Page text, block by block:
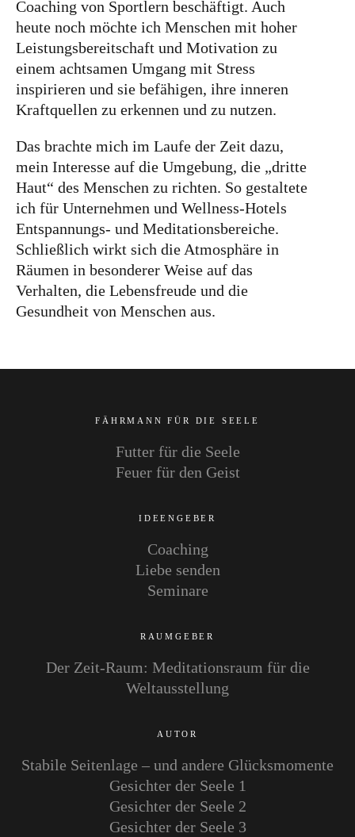
Coaching von Sportlern beschäftigt. Auch
heute noch möchte ich Menschen mit hoher
Leistungsbereitschaft und Motivation zu
einem achtsamen Umgang mit Stress
inspirieren und sie befähigen, ihre inneren
Kraftquellen zu erkennen und zu nutzen.
Das brachte mich im Laufe der Zeit dazu,
mein Interesse auf die Umgebung, die „dritte
Haut“ des Menschen zu richten. So gestaltete
ich für Unternehmen und Wellness-Hotels
Entspannungs- und Meditationsbereiche.
Schließlich wirkt sich die Atmosphäre in
Räumen in besonderer Weise auf das
Verhalten, die Lebensfreude und die
Gesundheit von Menschen aus.
FÄHRMANN FÜR DIE SEELE
Futter für die Seele
Feuer für den Geist
IDEENGEBER
Coaching
Liebe senden
Seminare
RAUMGEBER
Der Zeit-Raum: Meditationsraum für die
Weltausstellung
AUTOR
Stabile Seitenlage – und andere Glücksmomente
Gesichter der Seele 1
Gesichter der Seele 2
Gesichter der Seele 3